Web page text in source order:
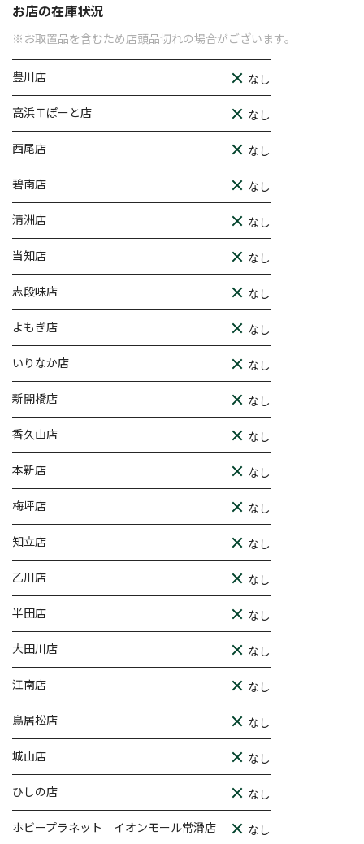
お店の在庫状況
※お取置品を含むため店頭品切れの場合がございます。
豊川店 なし
高浜Ｔぽーと店 なし
西尾店 なし
碧南店 なし
清洲店 なし
当知店 なし
志段味店 なし
よもぎ店 なし
いりなか店 なし
新開橋店 なし
香久山店 なし
本新店 なし
梅坪店 なし
知立店 なし
乙川店 なし
半田店 なし
大田川店 なし
江南店 なし
鳥居松店 なし
城山店 なし
ひしの店 なし
ホビープラネット イオンモール常滑店 なし